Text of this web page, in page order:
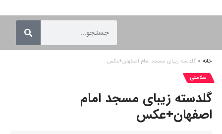
خانه » گلدسته زیبای مسجد امام اصفهان+عکس
سلامتی
گلدسته زیبای مسجد امام
اصفهان+عکس